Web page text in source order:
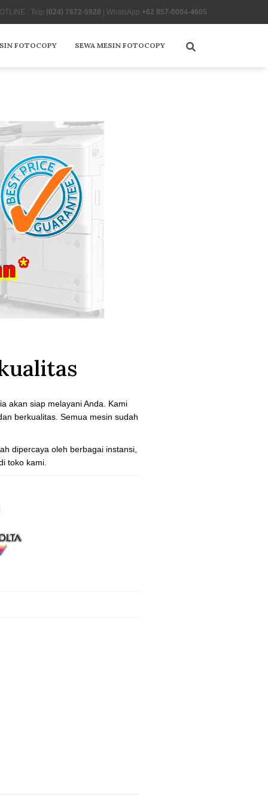
: Telp (024) 7672-5928 | WhatsApp +62 857-0004-4605
FOTOCOPY SEWA MESIN FOTOCOPY
akan siap melayani Anda. Kami
berkualitas. Semua mesin sudah
dipercaya oleh berbagai instansi,
toko kami.